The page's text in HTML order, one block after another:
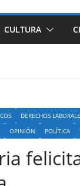
CULTURA
DERECHOS
OPINIÓN POLÍTICA